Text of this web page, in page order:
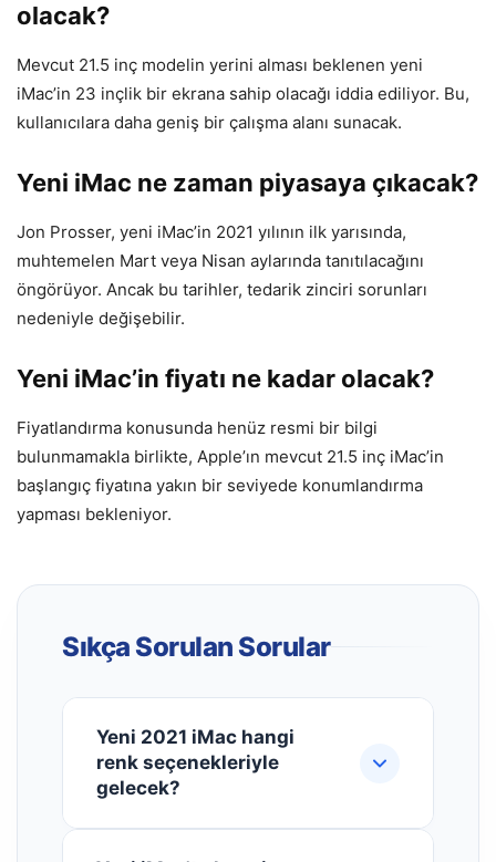
olacak?
Mevcut 21.5 inç modelin yerini alması beklenen yeni
iMac’in 23 inçlik bir ekrana sahip olacağı iddia ediliyor. Bu,
kullanıcılara daha geniş bir çalışma alanı sunacak.
Yeni iMac ne zaman piyasaya çıkacak?
Jon Prosser, yeni iMac’in 2021 yılının ilk yarısında,
muhtemelen Mart veya Nisan aylarında tanıtılacağını
öngörüyor. Ancak bu tarihler, tedarik zinciri sorunları
nedeniyle değişebilir.
Yeni iMac’in fiyatı ne kadar olacak?
Fiyatlandırma konusunda henüz resmi bir bilgi
bulunmamakla birlikte, Apple’ın mevcut 21.5 inç iMac’in
başlangıç fiyatına yakın bir seviyede konumlandırma
yapması bekleniyor.
Sıkça Sorulan Sorular
Yeni 2021 iMac hangi
renk seçenekleriyle
gelecek?